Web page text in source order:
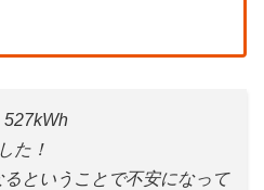
527kWh
た！
ということで不安になって